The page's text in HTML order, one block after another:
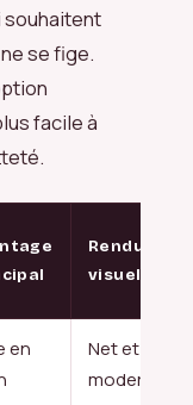
souhaitent
se fige.
facile à
Rendu
visuel
en
Net et
moderne